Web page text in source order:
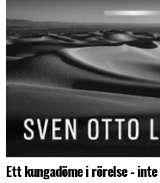
Ett kungadöme i rörelse -